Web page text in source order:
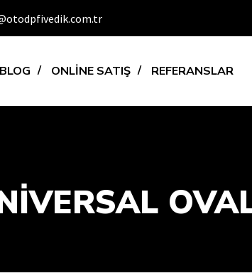
BLOG ONLİNE SATIŞ REFERANSLAR